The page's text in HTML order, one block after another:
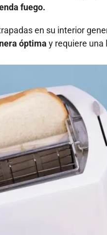
fuego.
en su interior
óptima y requiere